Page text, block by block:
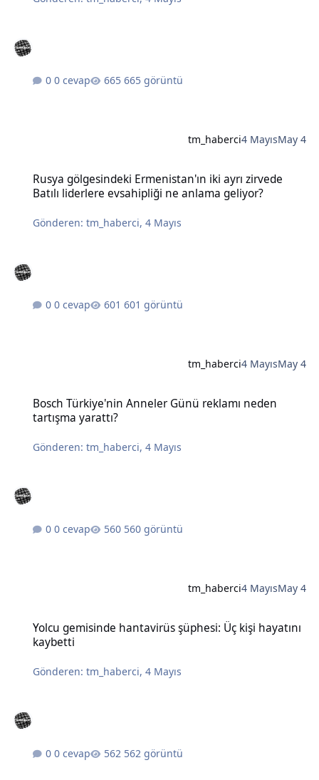
0 cevap 665 görüntü
tm_haberci4 MayısMay 4
Rusya gölgesindeki Ermenistan'ın iki ayrı zirvede
Batılı liderlere evsahipliği ne anlama geliyor?
Gönderen:tm_haberci,4 Mayıs
0 cevap 601 görüntü
tm_haberci4 MayısMay 4
Bosch Türkiye'nin Anneler Günü reklamı neden
tartışma yarattı?
Gönderen:tm_haberci,4 Mayıs
0 cevap 560 görüntü
tm_haberci4 MayısMay 4
Yolcu gemisinde hantavirüs şüphesi: Üç kişi hayatını
kaybetti
Gönderen:tm_haberci,4 Mayıs
0 cevap 562 görüntü